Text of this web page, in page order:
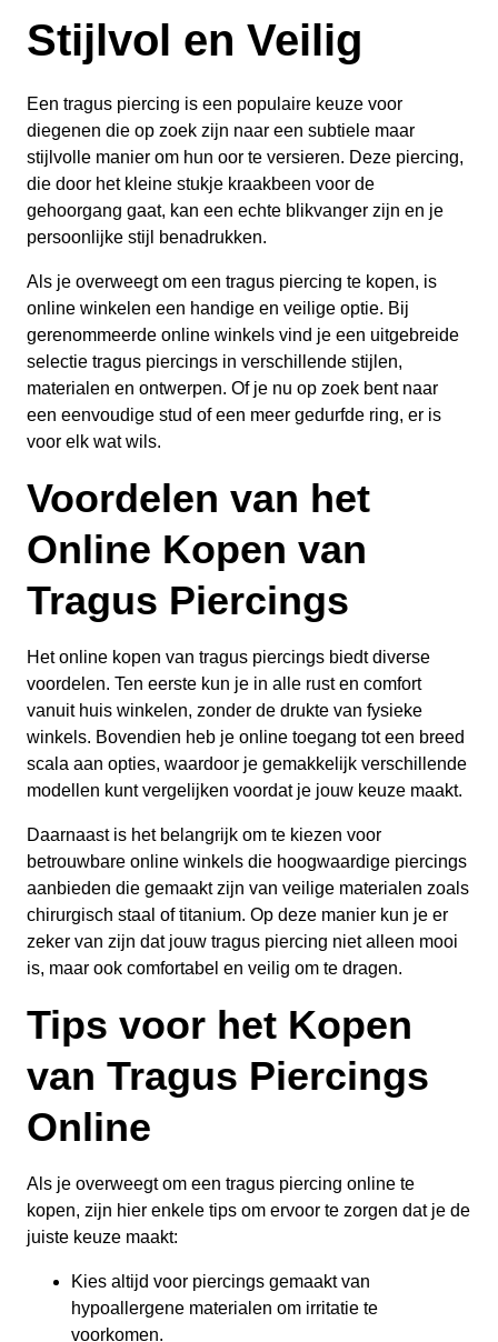
Stijlvol en Veilig
Een tragus piercing is een populaire keuze voor
diegenen die op zoek zijn naar een subtiele maar
stijlvolle manier om hun oor te versieren. Deze piercing,
die door het kleine stukje kraakbeen voor de
gehoorgang gaat, kan een echte blikvanger zijn en je
persoonlijke stijl benadrukken.
Als je overweegt om een tragus piercing te kopen, is
online winkelen een handige en veilige optie. Bij
gerenommeerde online winkels vind je een uitgebreide
selectie tragus piercings in verschillende stijlen,
materialen en ontwerpen. Of je nu op zoek bent naar
een eenvoudige stud of een meer gedurfde ring, er is
voor elk wat wils.
Voordelen van het
Online Kopen van
Tragus Piercings
Het online kopen van tragus piercings biedt diverse
voordelen. Ten eerste kun je in alle rust en comfort
vanuit huis winkelen, zonder de drukte van fysieke
winkels. Bovendien heb je online toegang tot een breed
scala aan opties, waardoor je gemakkelijk verschillende
modellen kunt vergelijken voordat je jouw keuze maakt.
Daarnaast is het belangrijk om te kiezen voor
betrouwbare online winkels die hoogwaardige piercings
aanbieden die gemaakt zijn van veilige materialen zoals
chirurgisch staal of titanium. Op deze manier kun je er
zeker van zijn dat jouw tragus piercing niet alleen mooi
is, maar ook comfortabel en veilig om te dragen.
Tips voor het Kopen
van Tragus Piercings
Online
Als je overweegt om een tragus piercing online te
kopen, zijn hier enkele tips om ervoor te zorgen dat je de
juiste keuze maakt:
Kies altijd voor piercings gemaakt van
hypoallergene materialen om irritatie te
voorkomen.